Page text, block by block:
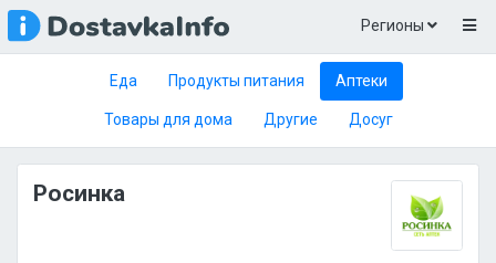
Регионы
Еда Продукты питания Аптеки
Товары для дома Другие Досуг
Росинка